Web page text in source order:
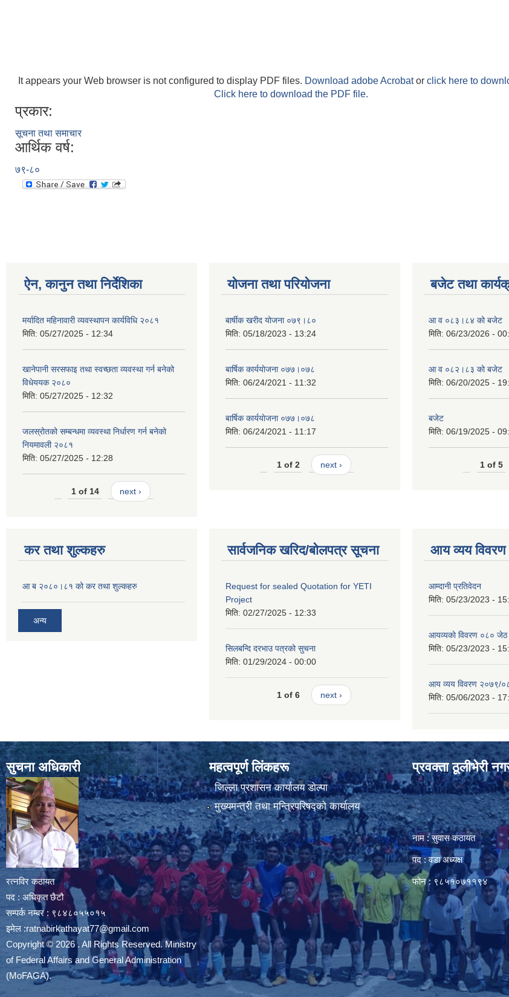
It appears your Web browser is not configured to display PDF files. Download adobe Acrobator click here to
Click here to download the PDF file.
प्रकार:
सूचना तथा समाचार
आर्थिक वर्ष:
७९-८०
ऐन, कानुन तथा निर्देशिका
मर्यादित महिनावारी व्यवस्थापन कार्यविधि २०८१
मिति: 05/27/2025 - 12:34
खानेपानी सरसफाइ तथा स्वच्छता व्यवस्था गर्न बनेको
विधेययक २०८०
मिति: 05/27/2025 - 12:32
जलस्रोतको सम्बन्धमा व्यवस्था निर्धारण गर्न बनेको
नियमावली २०८१
मिति: 05/27/2025 - 12:28
1 of 14 next ›
योजना तथा परियोजना
बार्षीक खरीद योजना ०७९।८०
मिति: 05/18/2023 - 13:24
बार्षिक कार्ययाेजना ०७७।०७८
मिति: 06/24/2021 - 11:32
बार्षिक कार्ययाेजना ०७७।०७८
मिति: 06/24/2021 - 11:17
1 of 2 next ›
बजेट तथा
आ व ०८३।८४ को बजेट
मिति: 06/23/2026 -
आ व ०८२।८३ को बजेट
मिति: 06/20/2025 -
बजेट
मिति: 06/19/2025 -
1 of 5
कर तथा शुल्कहरु
आ ब २०८०।८१ को कर तथा शुल्कहरु
अन्य
सार्वजनिक खरिद/बोलपत्र सूचना
Request for sealed Quotation for YETI
Project
मिति: 02/27/2025 - 12:33
सिलबन्दि दरभाउ पत्रको सुचना
मिति: 01/29/2024 - 00:00
1 of 6 next ›
आय व्यय विवरण
आम्दानी प्रतिवेदन
मिति: 05/23/2023 -
आयव्यकाे विवरण ०८० जेठ
मिति: 05/23/2023 -
आय व्यय विवरण २०७९/
मिति: 05/06/2023 -
सुचना अधिकारी
रत्नविर कठायत
पद : अधिकृत छैटौ
सम्पर्क नम्बर : ९८४८०५५०१५
इमेल :ratnabirkathayat77@gmail.com
Copyright © 2026 . All Rights Reserved. Ministry
of Federal Affairs and General Administration
(MoFAGA).
महत्वपूर्ण लिंकहरू
जिल्ला प्रशासन कार्यालय डाेल्पा
मुख्यमन्त्री तथा मन्त्रिपरिषद्को कार्यालय
प्रवक्ता ठूलीभेरी
नाम : सुवास कठायत
पद : वडा अध्यक्ष
फोन : ९८५१०७११९४